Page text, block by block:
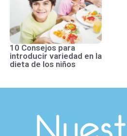
10 Consejos para
introducir variedad en la
dieta de los niños